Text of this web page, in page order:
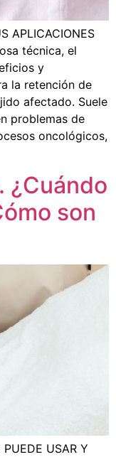
APLICACIONES
técnica, el
y
la retención de
afectado. Suele
problemas de
oncológicos,
¿Cuándo
son
PUEDE USAR Y